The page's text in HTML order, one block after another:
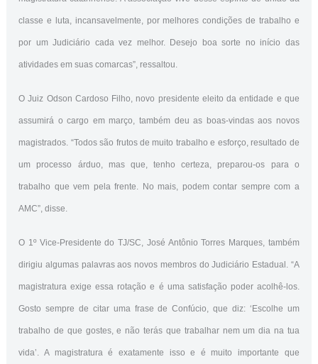
classe e luta, incansavelmente, por melhores condições de trabalho e
por um Judiciário cada vez melhor. Desejo boa sorte no início das
atividades em suas comarcas”, ressaltou.
O Juiz Odson Cardoso Filho, novo presidente eleito da entidade e que
assumirá o cargo em março, também deu as boas-vindas aos novos
magistrados. “Todos são frutos de muito trabalho e esforço, resultado de
um processo árduo, mas que, tenho certeza, preparou-os para o
trabalho que vem pela frente. No mais, podem contar sempre com a
AMC”, disse.
O 1º Vice-Presidente do TJ/SC, José Antônio Torres Marques, também
dirigiu algumas palavras aos novos membros do Judiciário Estadual. “A
magistratura exige essa rotação e é uma satisfação poder acolhê-los.
Gosto sempre de citar uma frase de Confúcio, que diz: ‘Escolhe um
trabalho de que gostes, e não terás que trabalhar nem um dia na tua
vida’. A magistratura é exatamente isso e é muito importante que